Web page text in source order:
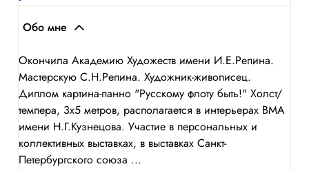
Обо мне
Окончила Академию Художеств имени И.Е.Репина.
Мастерскую С.Н.Репина. Художник-живописец.
Диплом картина-панно "Русскому флоту быть!" Холст/
темпера, 3х5 метров, располагается в интерьерах ВМА
имени Н.Г.Кузнецова. Участие в персональных и
коллективных выставках, в выставках Санкт-
Петербургского союза ...